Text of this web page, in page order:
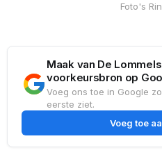
Foto's
Maak van De
voorkeursbron op
Voeg ons toe in Google
eerste ziet.
Voeg toe